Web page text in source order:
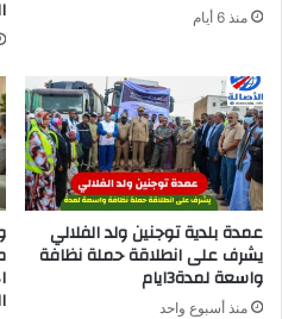
منذ 6 أيام
عمدة بلدية توجنين ولد الفلالي
يشرف على انطلاقة حملة نظافة
واسعة لمدة3ايام
منذ أسبوع واحد